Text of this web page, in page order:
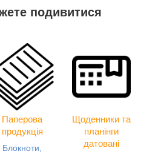
подивитися
Паперова
продукція
Блокноти,
Щоденники та
планінги
датовані